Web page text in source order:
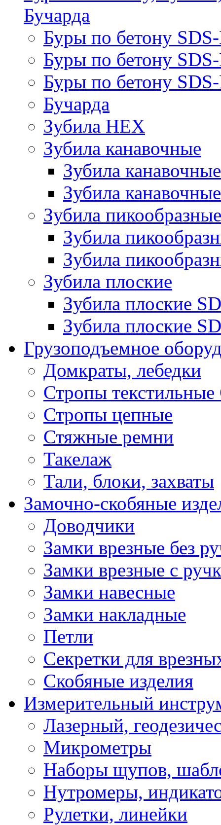
Бучарда
Буры по бетону
Буры по бетону
Буры по бетону
Бучарда
Зубила HEX
Зубила канавочные
Зубила
Зубила
Зубила пикообразные
Зубила
Зубила
Зубила плоские
Зубила плоские
Зубила плоские
Грузоподъемное
Домкраты, лебедки
Стропы
Стропы цепные
Стяжные ремни
Такелаж
Тали, блоки, захваты
Замочно-скобяные
Доводчики
Замки врезные без
Замки врезные с
Замки навесные
Замки накладные
Петли
Секретки для
Скобяные изделия
Измерительный
Лазерный,
Микрометры
Наборы щупов,
Нутромеры,
Рулетки, линейки